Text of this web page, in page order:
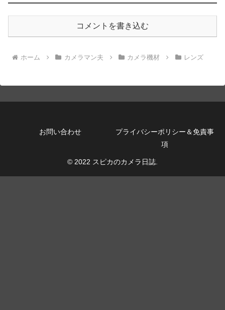
コメントを書き込む
ホーム カメラマン夫 カメラ機材 レンズ
お問い合わせ
プライバシーポリシー＆免責事
項
© 2022 スピカのカメラ日誌.